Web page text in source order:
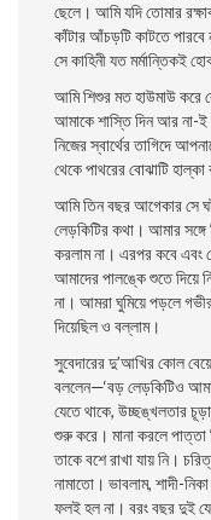
ছেলে। আমি যদি তােমার
কাঁটার আঁচড়টি কাটতে পারবে
সে কাহিনী যত মর্মান্তিকই
আমি শিশুর মত হাউমাউ করে
আমাকে শাস্তি দিন আর না-
নিজের স্বার্থের তাগিদে
থেকে পাথরের বােঝাটি
আমি তিন বছর আগেকার সে
লেড়কিটির কথা। আমার সঙ্গে
করলাম না। এরপর কবে এবং
আমাদের পালঙ্কে শুতে দিয়ে
না। আমরা ঘুমিয়ে পড়লে
দিয়েছিল ও বল্লাম।
সুবেদারের দু’আখির কোল
বললেন—‘বড় লেড়কিটিও
যেতে থাকে, উচ্ছঙ্খলতার
শুরু করে। মানা করলে
তাকে বশে রাখা যায় নি।
নামাতো। ভাবলাম, শাদী-
ফলই হল না। বরং বছর দুই